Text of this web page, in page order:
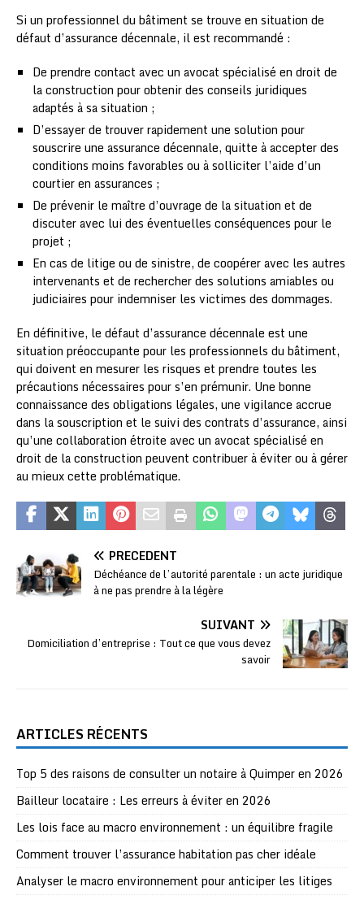
Si un professionnel du bâtiment se trouve en situation de
défaut d’assurance décennale, il est recommandé :
De prendre contact avec un avocat spécialisé en droit de
la construction pour obtenir des conseils juridiques
adaptés à sa situation ;
D’essayer de trouver rapidement une solution pour
souscrire une assurance décennale, quitte à accepter des
conditions moins favorables ou à solliciter l’aide d’un
courtier en assurances ;
De prévenir le maître d’ouvrage de la situation et de
discuter avec lui des éventuelles conséquences pour le
projet ;
En cas de litige ou de sinistre, de coopérer avec les autres
intervenants et de rechercher des solutions amiables ou
judiciaires pour indemniser les victimes des dommages.
En définitive, le défaut d’assurance décennale est une
situation préoccupante pour les professionnels du bâtiment,
qui doivent en mesurer les risques et prendre toutes les
précautions nécessaires pour s’en prémunir. Une bonne
connaissance des obligations légales, une vigilance accrue
dans la souscription et le suivi des contrats d’assurance, ainsi
qu’une collaboration étroite avec un avocat spécialisé en
droit de la construction peuvent contribuer à éviter ou à gérer
au mieux cette problématique.
PRÉCÉDENT
Déchéance de l’autorité parentale : un acte juridique
à ne pas prendre à la légère
SUIVANT
Domiciliation d’entreprise : Tout ce que vous devez
savoir
ARTICLES RÉCENTS
Top 5 des raisons de consulter un notaire à Quimper en 2026
Bailleur locataire : Les erreurs à éviter en 2026
Les lois face au macro environnement : un équilibre fragile
Comment trouver l’assurance habitation pas cher idéale
Analyser le macro environnement pour anticiper les litiges